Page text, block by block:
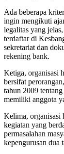
Ada beberapa
ingin mengikuti
legalitas yang
terdaftar di
sekretariat dan
rekening bank.
Ketiga, organisasi
bersifat
tahun 2009
memiliki anggota
Kelima, organisasi
kegiatan yang
permasalahan
kepengurusan dua